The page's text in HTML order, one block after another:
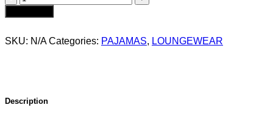
ვარდისფერი
პიჟამო
შორტი
SKU: N/A Categories: PAJAMAS, LOUNGEWEAR
Description